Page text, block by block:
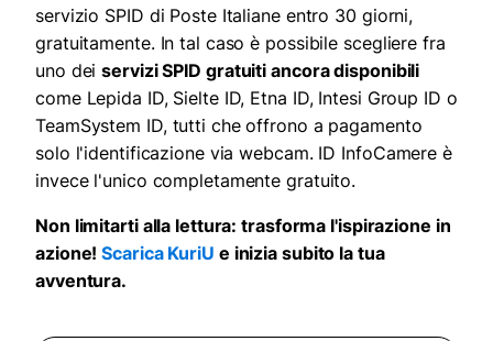
servizio SPID di Poste Italiane entro 30 giorni,
gratuitamente. In tal caso è possibile scegliere fra
uno deiservizi SPID gratuiti ancora disponibili
come Lepida ID, Sielte ID, Etna ID, Intesi Group ID o
TeamSystem ID, tutti che offrono a pagamento
solo l'identificazione via webcam. ID InfoCamere è
invece l'unico completamente gratuito.
Non limitarti alla lettura: trasforma l'ispirazione in
azione!Scarica KuriU e inizia subito la tua
avventura.